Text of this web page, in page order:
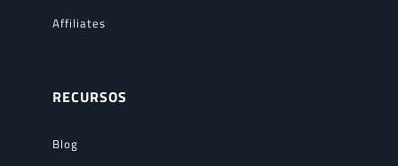
Affiliates
RECURSOS
Blog